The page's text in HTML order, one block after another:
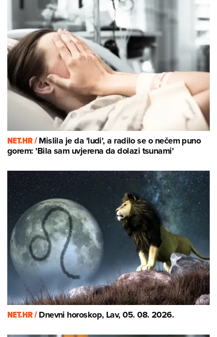
NET.HR /Mislila je da 'ludi', a radilo se o nečem puno
gorem: 'Bila sam uvjerena da dolazi tsunami'
NET.HR /Dnevni horoskop, Lav, 05. 08. 2026.